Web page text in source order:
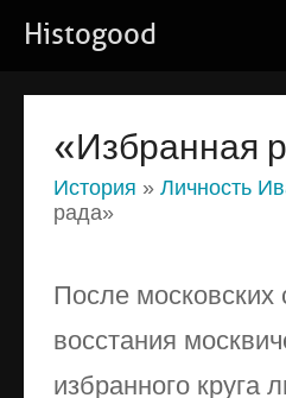
Histogood
«Избранная
История » Личность
рада»
После московских
восстания
избранного круга